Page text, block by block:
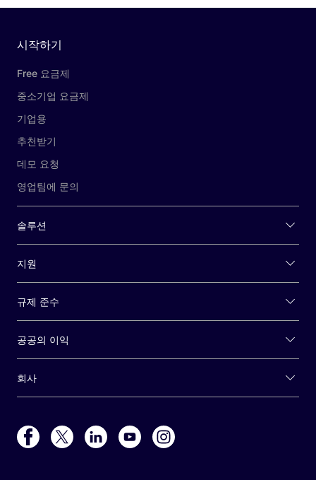
시작하기
Free 요금제
중소기업 요금제
기업용
추천받기
데모 요청
영업팀에 문의
솔루션
지원
규제 준수
공공의 이익
회사